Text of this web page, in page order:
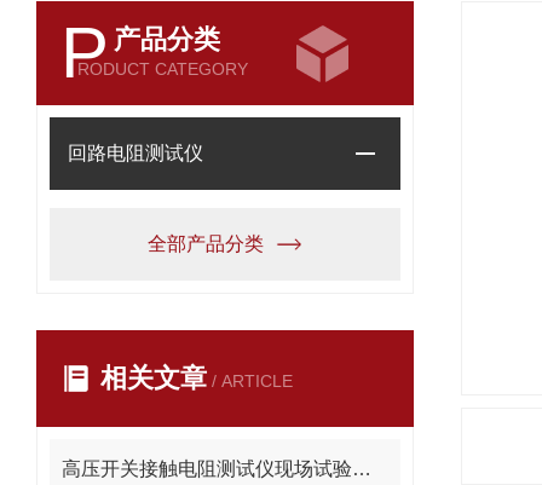
P 产品分类
RODUCT CATEGORY
回路电阻测试仪
全部产品分类
相关文章 / ARTICLE
高压开关接触电阻测试仪现场试验方案